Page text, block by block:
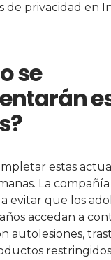
de privacidad en
se
estas
La
evitar que los
accedan a
autolesiones,